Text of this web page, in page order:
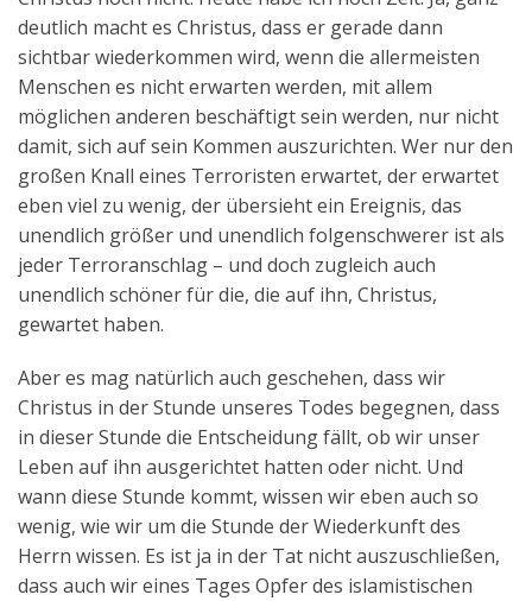
deutlich macht es Christus, dass er gerade dann
sichtbar wiederkommen wird, wenn die allermeisten
Menschen es nicht erwarten werden, mit allem
möglichen anderen beschäftigt sein werden, nur nicht
damit, sich auf sein Kommen auszurichten. Wer nur den
großen Knall eines Terroristen erwartet, der erwartet
eben viel zu wenig, der übersieht ein Ereignis, das
unendlich größer und unendlich folgenschwerer ist als
jeder Terroranschlag – und doch zugleich auch
unendlich schöner für die, die auf ihn, Christus,
gewartet haben.
Aber es mag natürlich auch geschehen, dass wir
Christus in der Stunde unseres Todes begegnen, dass
in dieser Stunde die Entscheidung fällt, ob wir unser
Leben auf ihn ausgerichtet hatten oder nicht. Und
wann diese Stunde kommt, wissen wir eben auch so
wenig, wie wir um die Stunde der Wiederkunft des
Herrn wissen. Es ist ja in der Tat nicht auszuschließen,
dass auch wir eines Tages Opfer des islamistischen